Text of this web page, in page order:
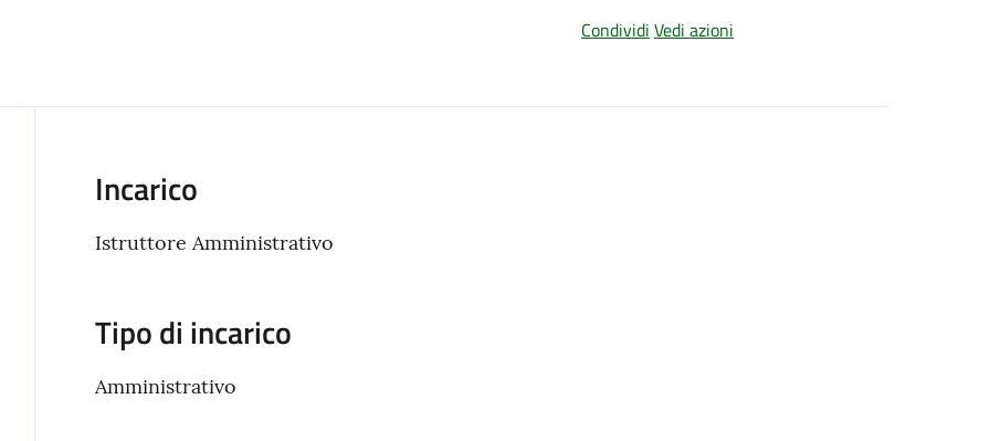
Condividi Vedi azioni
Incarico
Istruttore Amministrativo
Tipo di incarico
Amministrativo